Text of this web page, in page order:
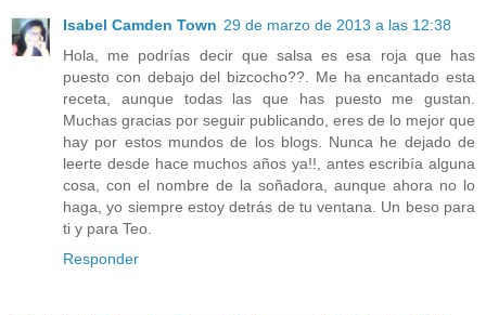
Isabel Camden Town 29 de marzo de 2013 a las 12:38
Hola, me podrías decir que salsa es esa roja que has
puesto con debajo del bizcocho??. Me ha encantado esta
receta, aunque todas las que has puesto me gustan.
Muchas gracias por seguir publicando, eres de lo mejor que
hay por estos mundos de los blogs. Nunca he dejado de
leerte desde hace muchos años ya!!, antes escribía alguna
cosa, con el nombre de la soñadora, aunque ahora no lo
haga, yo siempre estoy detrás de tu ventana. Un beso para
ti y para Teo.
Responder